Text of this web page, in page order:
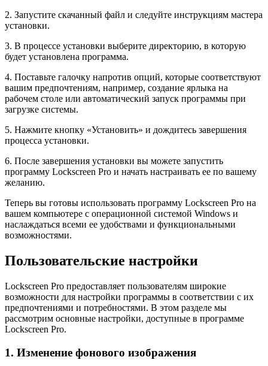
2. Запустите скачанный файл и следуйте инструкциям мастера
установки.
3. В процессе установки выберите директорию, в которую
будет установлена программа.
4. Поставьте галочку напротив опций, которые соответствуют
вашим предпочтениям, например, создание ярлыка на
рабочем столе или автоматический запуск программы при
загрузке системы.
5. Нажмите кнопку «Установить» и дождитесь завершения
процесса установки.
6. После завершения установки вы можете запустить
программу Lockscreen Pro и начать настраивать ее по вашему
желанию.
Теперь вы готовы использовать программу Lockscreen Pro на
вашем компьютере с операционной системой Windows и
наслаждаться всеми ее удобствами и функциональными
возможностями.
Пользовательские настройки
Lockscreen Pro предоставляет пользователям широкие
возможности для настройки программы в соответствии с их
предпочтениями и потребностями. В этом разделе мы
рассмотрим основные настройки, доступные в программе
Lockscreen Pro.
1. Изменение фонового изображения